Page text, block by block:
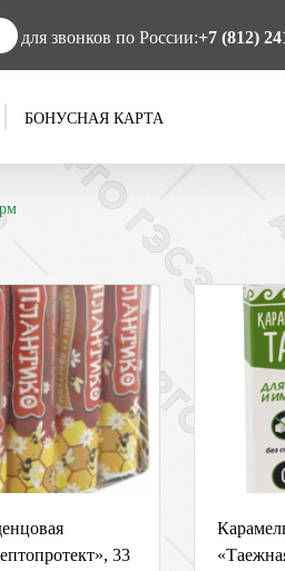
для звонков по России:+7 (812)
БОНУСНАЯ КАРТА
33